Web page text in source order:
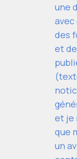
une
des
et
et je
que
un